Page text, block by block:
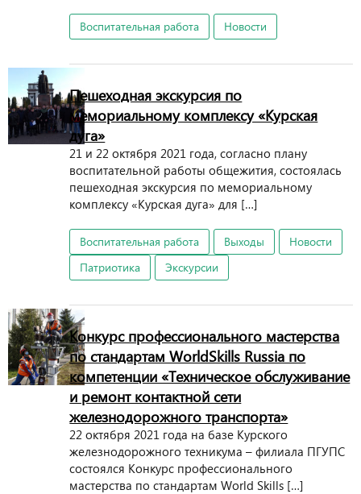
Воспитательная работа Новости
Пешеходная экскурсия по
мемориальному комплексу «Курская
дуга»
21 и 22 октября 2021 года, согласно плану
воспитательной работы общежития, состоялась
пешеходная экскурсия по мемориальному
комплексу «Курская дуга» для […]
Воспитательная работа Выходы
Новости
Патриотика
Экскурсии
Конкурс профессионального мастерства
по стандартам WorldSkills Russia по
компетенции «Техническое обслуживание
и ремонт контактной сети
железнодорожного транспорта»
22 октября 2021 года на базе Курского
железнодорожного техникума – филиала ПГУПС
состоялся Конкурс профессионального
мастерства по стандартам World Skills […]